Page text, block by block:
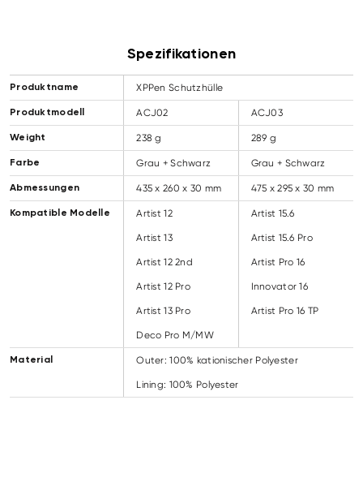
Spezifikationen
Produktname XPPen Schutzhülle
Produktmodell ACJ02 ACJ03
Weight 238 g 289 g
Farbe Grau + Schwarz Grau + Schwarz
Abmessungen 435 x 260 x 30 mm 475 x 295 x 30 mm
Kompatible Modelle Artist 12
Artist 13
Artist 12 2nd
Artist 12 Pro
Artist 13 Pro
Deco Pro M/MW
Artist 15.6
Artist 15.6 Pro
Artist Pro 16
Innovator 16
Artist Pro 16 TP
Material Outer: 100% kationischer Polyester
Lining: 100% Polyester